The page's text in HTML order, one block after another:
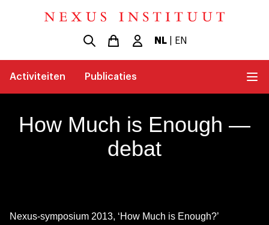
NL| EN
Activiteiten Publicaties
How Much is Enough —
debat
Nexus-symposium 2013, ‘How Much is Enough?’